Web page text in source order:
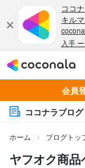
会員
ココナラブログ
ホーム ブログトッ
ヤフオク商